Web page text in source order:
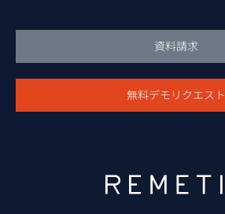
資料請求
無料デモリクエスト